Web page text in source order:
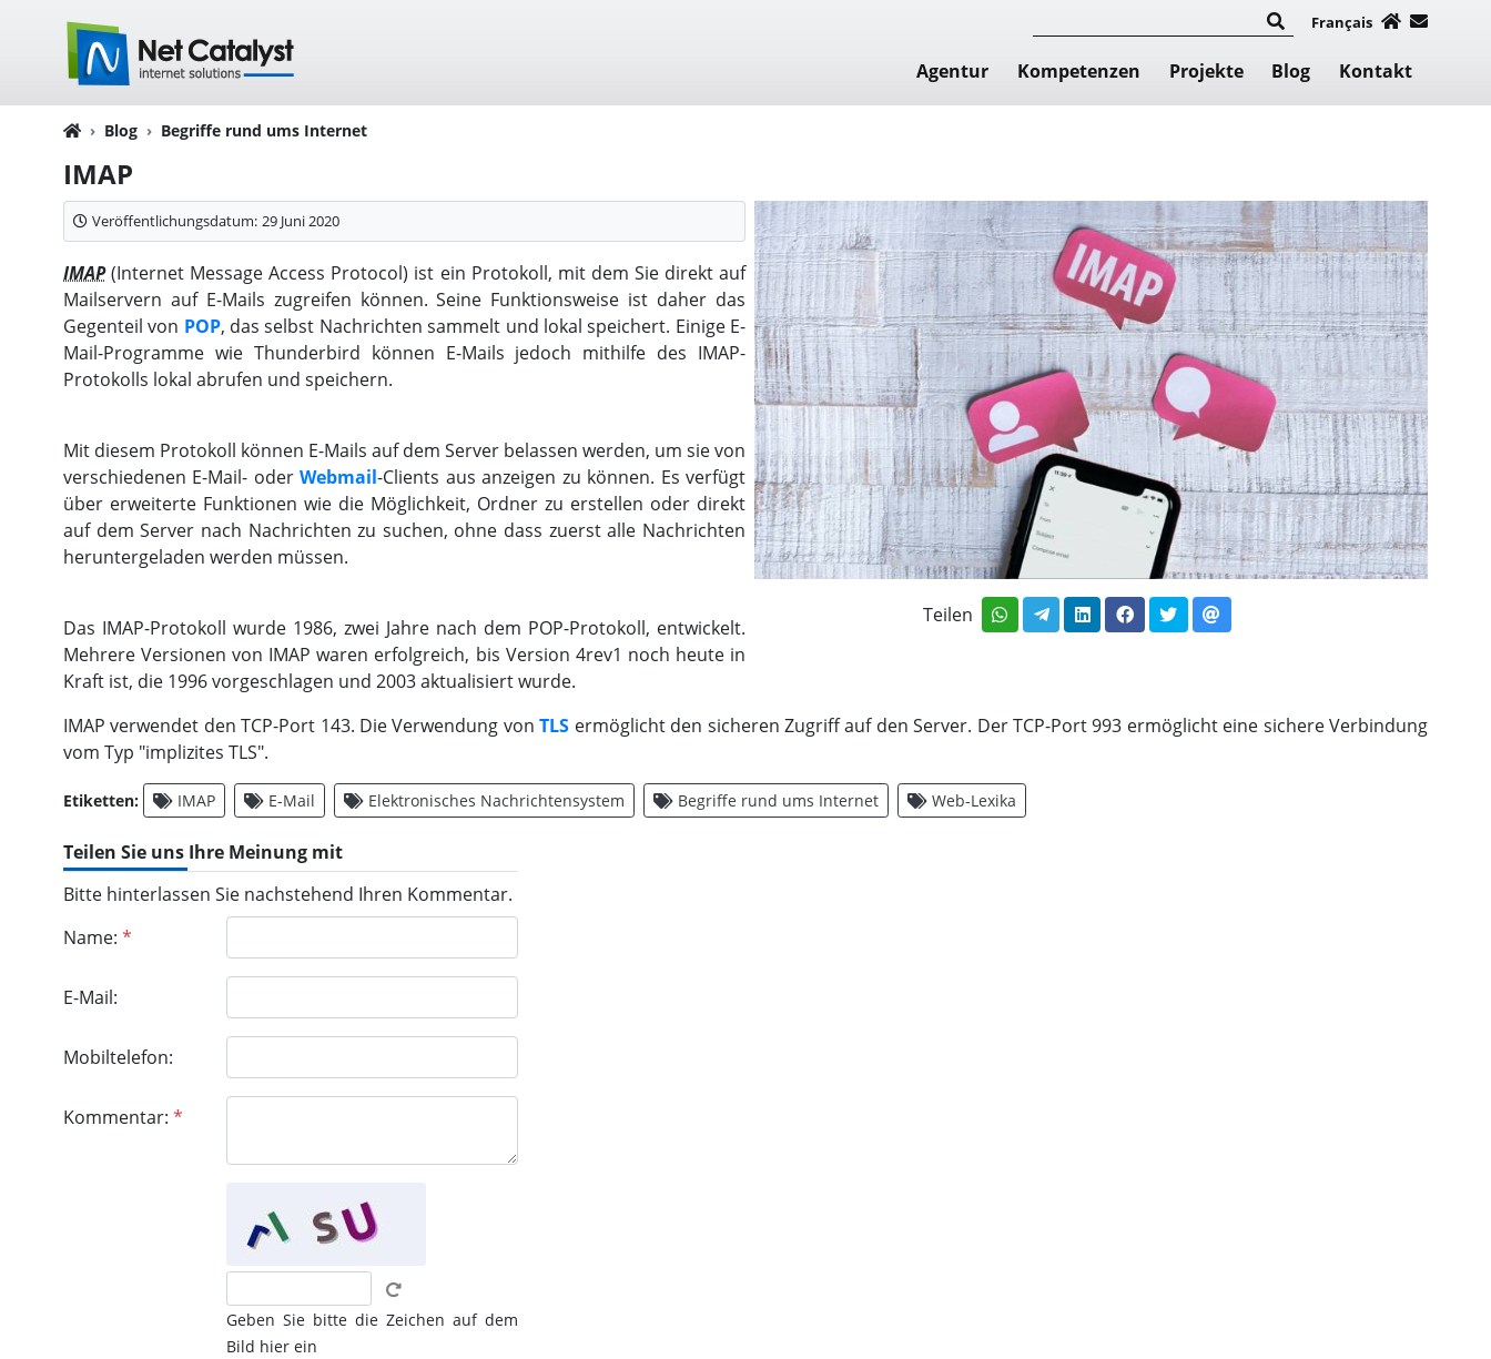
Français
Agentur Kompetenzen Projekte Blog Kontakt
Blog Begriffe rund ums Internet
IMAP
Teilen
Veröffentlichungsdatum: 29 Juni 2020
IMAP (Internet Message Access Protocol) ist ein Protokoll, mit dem Sie direkt auf
Mailservern auf E-Mails zugreifen können. Seine Funktionsweise ist daher das
Gegenteil von POP, das selbst Nachrichten sammelt und lokal speichert. Einige E-
Mail-Programme wie Thunderbird können E-Mails jedoch mithilfe des IMAP-
Protokolls lokal abrufen und speichern.
Mit diesem Protokoll können E-Mails auf dem Server belassen werden, um sie von
verschiedenen E-Mail- oderWebmail-Clients aus anzeigen zu können. Es verfügt
über erweiterte Funktionen wie die Möglichkeit, Ordner zu erstellen oder direkt
auf dem Server nach Nachrichten zu suchen, ohne dass zuerst alle Nachrichten
heruntergeladen werden müssen.
Das IMAP-Protokoll wurde 1986, zwei Jahre nach dem POP-Protokoll, entwickelt.
Mehrere Versionen von IMAP waren erfolgreich, bis Version 4rev1 noch heute in
Kraft ist, die 1996 vorgeschlagen und 2003 aktualisiert wurde.
IMAP verwendet den TCP-Port 143. Die Verwendung vonTLS ermöglicht den sicheren Zugriff auf den Server. Der TCP-Port 993 ermöglicht eine sichere Verbindung
vom Typ "implizites TLS".
Etiketten: IMAP E-Mail Elektronisches Nachrichtensystem Begriffe rund ums Internet Web-Lexika
Teilen Sie uns Ihre Meinung mit
Bitte hinterlassen Sie nachstehend Ihren Kommentar.
Name: *
E-Mail:
Mobiltelefon:
Kommentar: *
Geben Sie bitte die Zeichen auf dem
Bild hier ein